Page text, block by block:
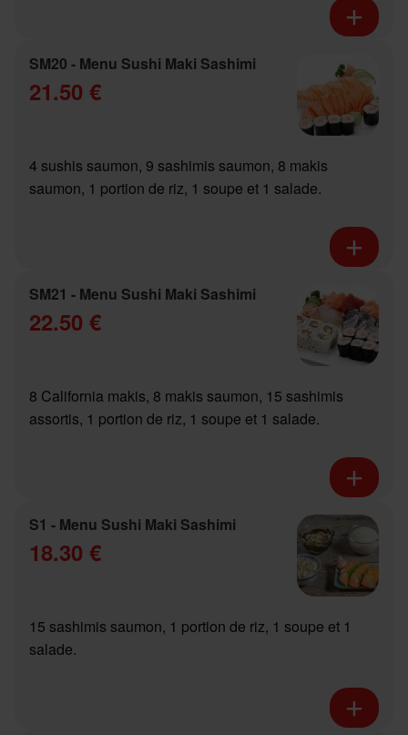
SM20 - Menu Sushi Maki Sashimi
21.50 €
4 sushis saumon, 9 sashimis saumon, 8 makis
saumon, 1 portion de riz, 1 soupe et 1 salade.
SM21 - Menu Sushi Maki Sashimi
22.50 €
8 California makis, 8 makis saumon, 15 sashimis
assortis, 1 portion de riz, 1 soupe et 1 salade.
S1 - Menu Sushi Maki Sashimi
18.30 €
15 sashimis saumon, 1 portion de riz, 1 soupe et 1
salade.